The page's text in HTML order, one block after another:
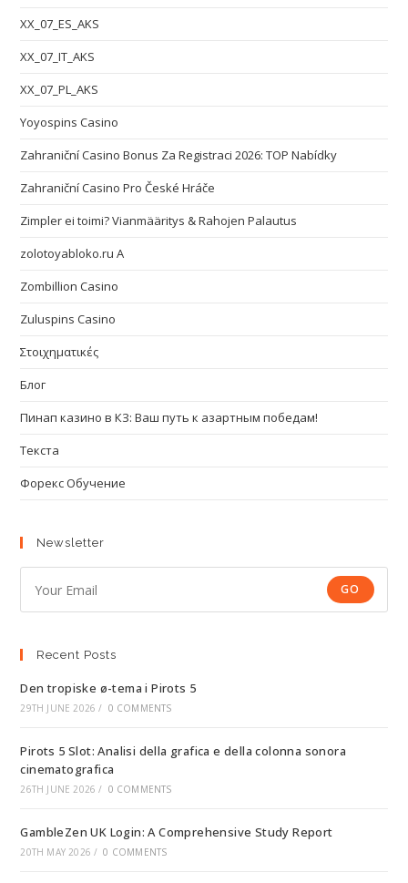
XX_07_ES_AKS
XX_07_IT_AKS
XX_07_PL_AKS
Yoyospins Casino
Zahraniční Casino Bonus Za Registraci 2026: TOP Nabídky
Zahraniční Casino Pro České Hráče
Zimpler ei toimi? Vianmääritys & Rahojen Palautus
zolotoyabloko.ru A
Zombillion Casino
Zuluspins Casino
Στοιχηματικές
Блог
Пинап казино в КЗ: Ваш путь к азартным победам!
Текста
Форекс Обучение
Newsletter
GO
Recent Posts
Den tropiske ø-tema i Pirots 5
29TH JUNE 2026 / 0 COMMENTS
Pirots 5 Slot: Analisi della grafica e della colonna sonora
cinematografica
26TH JUNE 2026 / 0 COMMENTS
GambleZen UK Login: A Comprehensive Study Report
20TH MAY 2026 / 0 COMMENTS